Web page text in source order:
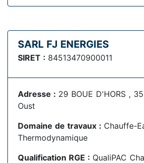
SARL FJ ENERGIES
SIRET : 84513470900011
Adresse : 29 BOUE D'HORS ,
Oust
Domaine de travaux : Chauffe-
Thermodynamique
Qualification RGE : QualiPAC